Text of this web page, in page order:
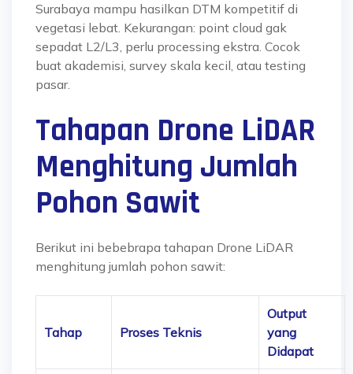
Surabaya mampu hasilkan DTM kompetitif di
vegetasi lebat. Kekurangan: point cloud gak
sepadat L2/L3, perlu processing ekstra. Cocok
buat akademisi, survey skala kecil, atau testing
pasar.
Tahapan Drone LiDAR
Menghitung Jumlah
Pohon Sawit
Berikut ini bebebrapa tahapan Drone LiDAR
menghitung jumlah pohon sawit:
Tahap Proses Teknis
Output
yang
Didapat